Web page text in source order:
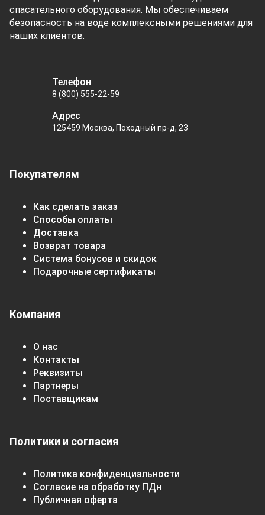
спасательного оборудования. Мы обеспечиваем
безопасность на воде комплексными решениями для
наших клиентов.
Покупателям
Как сделать заказ
Способы оплаты
Доставка
Возврат товара
Система бонусов и скидок
Подарочные сертификаты
Компания
О нас
Контакты
Реквизиты
Партнеры
Поставщикам
Политики и согласия
Политика конфиденциальности
Согласие на обработку ПДн
Публичная оферта
Телефон
8 (800) 555-22-59
Адрес
125459 Москва, Походный пр-д, 23